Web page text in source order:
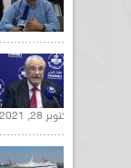
أكتوبر 28, 2021 |